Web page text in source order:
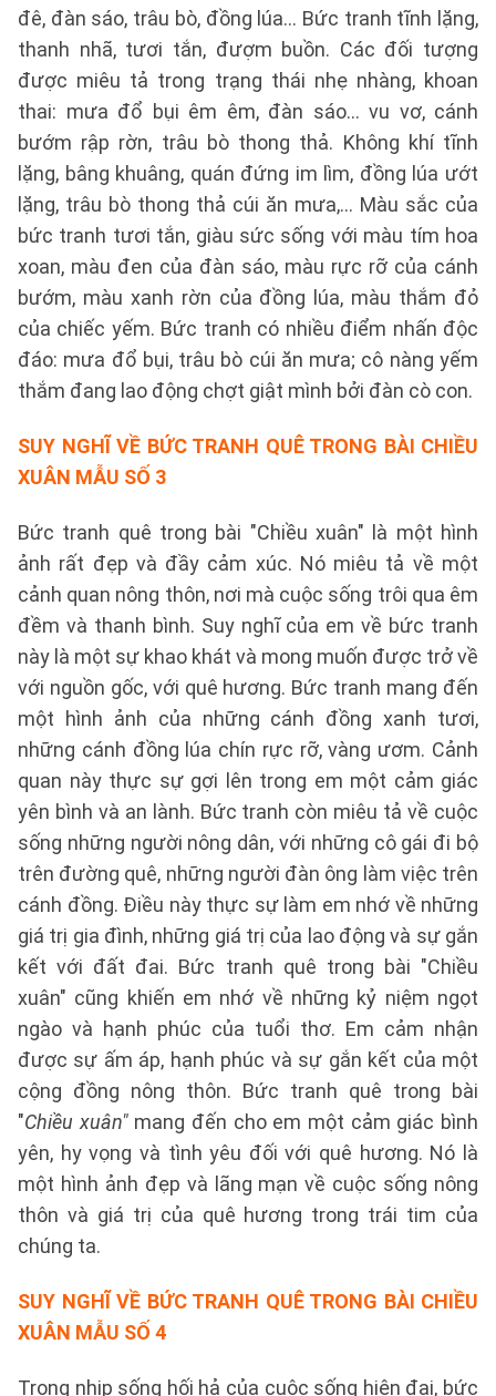
đê, đàn sáo, trâu bò, đồng lúa… Bức tranh tĩnh lặng,
thanh nhã, tươi tắn, đượm buồn. Các đối tượng
được miêu tả trong trạng thái nhẹ nhàng, khoan
thai: mưa đổ bụi êm êm, đàn sáo… vu vơ, cánh
bướm rập rờn, trâu bò thong thả. Không khí tĩnh
lặng, bâng khuâng, quán đứng im lìm, đồng lúa ướt
lặng, trâu bò thong thả cúi ăn mưa,… Màu sắc của
bức tranh tươi tắn, giàu sức sống với màu tím hoa
xoan, màu đen của đàn sáo, màu rực rỡ của cánh
bướm, màu xanh rờn của đồng lúa, màu thắm đỏ
của chiếc yếm. Bức tranh có nhiều điểm nhấn độc
đáo: mưa đổ bụi, trâu bò cúi ăn mưa; cô nàng yếm
thắm đang lao động chợt giật mình bởi đàn cò con.
SUY NGHĨ VỀ BỨC TRANH QUÊ TRONG BÀI CHIỀU
XUÂN MẪU SỐ 3
Bức tranh quê trong bài "Chiều xuân" là một hình
ảnh rất đẹp và đầy cảm xúc. Nó miêu tả về một
cảnh quan nông thôn, nơi mà cuộc sống trôi qua êm
đềm và thanh bình. Suy nghĩ của em về bức tranh
này là một sự khao khát và mong muốn được trở về
với nguồn gốc, với quê hương. Bức tranh mang đến
một hình ảnh của những cánh đồng xanh tươi,
những cánh đồng lúa chín rực rỡ, vàng ươm. Cảnh
quan này thực sự gợi lên trong em một cảm giác
yên bình và an lành. Bức tranh còn miêu tả về cuộc
sống những người nông dân, với những cô gái đi bộ
trên đường quê, những người đàn ông làm việc trên
cánh đồng. Điều này thực sự làm em nhớ về những
giá trị gia đình, những giá trị của lao động và sự gắn
kết với đất đai. Bức tranh quê trong bài "Chiều
xuân" cũng khiến em nhớ về những kỷ niệm ngọt
ngào và hạnh phúc của tuổi thơ. Em cảm nhận
được sự ấm áp, hạnh phúc và sự gắn kết của một
cộng đồng nông thôn. Bức tranh quê trong bài
"Chiều xuân"mang đến cho em một cảm giác bình
yên, hy vọng và tình yêu đối với quê hương. Nó là
một hình ảnh đẹp và lãng mạn về cuộc sống nông
thôn và giá trị của quê hương trong trái tim của
chúng ta.
SUY NGHĨ VỀ BỨC TRANH QUÊ TRONG BÀI CHIỀU
XUÂN MẪU SỐ 4
Trong nhịp sống hối hả của cuộc sống hiện đại, bức